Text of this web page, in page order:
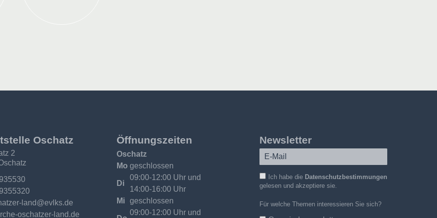
Oschatz
2
oschatzer-land.de
Öffnungszeiten
Oschatz
Mo geschlossen
Di
09:00-12:00 Uhr und
14:00-16:00 Uhr
Mi geschlossen
09:00-12:00 Uhr und
Newsletter
Ich habe die Datenschutzbestimmungen
gelesen und akzeptiere sie.
Für welche Themen interessieren Sie sich?